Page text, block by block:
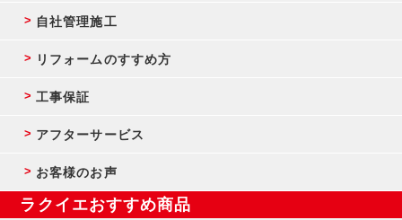
自社管理施工
リフォームのすすめ方
工事保証
アフターサービス
お客様のお声
ラクイエおすすめ商品